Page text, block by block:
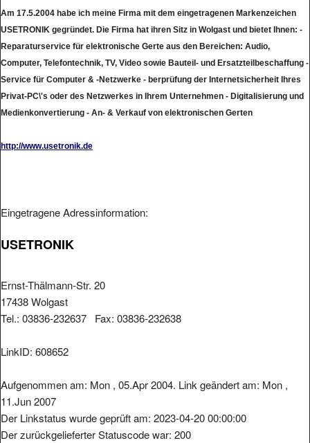
Am 17.5.2004 habe ich meine Firma mit dem eingetragenen Markenzeichen
USETRONIK gegründet. Die Firma hat ihren Sitz in Wolgast und bietet Ihnen: -
Reparaturservice für elektronische Gerte aus den Bereichen: Audio,
Computer, Telefontechnik, TV, Video sowie Bauteil- und Ersatzteilbeschaffung -
Service für Computer & -Netzwerke - berprüfung der Internetsicherheit Ihres
Privat-PC\'s oder des Netzwerkes in Ihrem Unternehmen - Digitalisierung und
Medienkonvertierung - An- & Verkauf von elektronischen Gerten
http://www.usetronik.de
Eingetragene Adressinformation:
USETRONIK
Ernst-Thälmann-Str. 20
17438 Wolgast
Tel.: 03836-232637 Fax: 03836-232638
LinkID: 608652
Aufgenommen am: Mon , 05.Apr 2004. Link geändert am: Mon ,
11.Jun 2007
Der Linkstatus wurde geprüft am: 2023-04-20 00:00:00
Der zurückgelieferter Statuscode war: 200